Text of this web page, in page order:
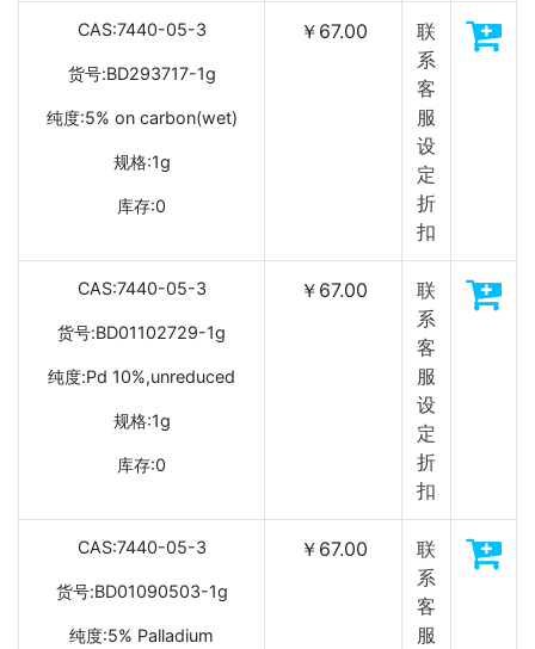
CAS:7440-05-3
货号:BD293717-1g
纯度:5% on carbon(wet)
规格:1g
库存:0
￥67.00
联
系
客
服
设
定
折
扣
CAS:7440-05-3
货号:BD01102729-1g
纯度:Pd 10%,unreduced
规格:1g
库存:0
￥67.00
联
系
客
服
设
定
折
扣
CAS:7440-05-3
货号:BD01090503-1g
纯度:5% Palladium
￥67.00
联
系
客
服